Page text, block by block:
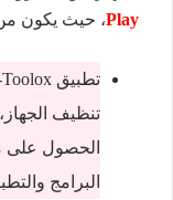
Play، حيث يكون من
تنظيف
الحصول
البرامج